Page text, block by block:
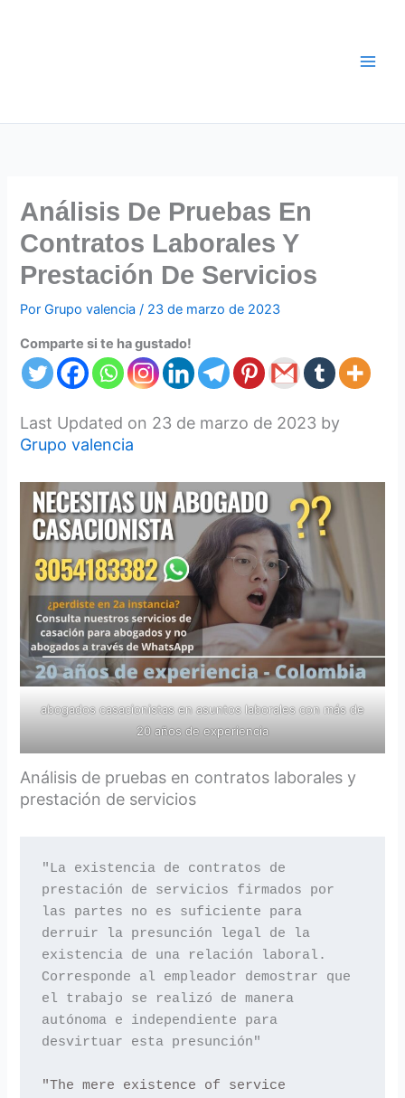
Análisis De Pruebas En
Contratos Laborales Y
Prestación De Servicios
PorGrupo valencia/ 23 de marzo de 2023
Comparte si te ha gustado!
Last Updated on 23 de marzo de 2023 by
Grupo valencia
abogados casacionistas en asuntos laborales con más de
20 años de experiencia
Análisis de pruebas en contratos laborales y
prestación de servicios
"La existencia de contratos de
prestación de servicios firmados por
las partes no es suficiente para
derruir la presunción legal de la
existencia de una relación laboral.
Corresponde al empleador demostrar que
el trabajo se realizó de manera
autónoma e independiente para
desvirtuar esta presunción"
"The mere existence of service